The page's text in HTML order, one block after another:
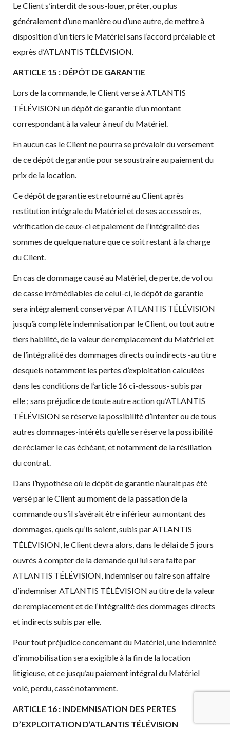
Le Client s’interdit de sous-louer, prêter, ou plus
généralement d’une manière ou d’une autre, de mettre à
disposition d’un tiers le Matériel sans l’accord préalable et
exprès d’ATLANTIS TÉLÉVISION.
ARTICLE 15 : DÉPÔT DE GARANTIE
Lors de la commande, le Client verse à ATLANTIS
TÉLÉVISION un dépôt de garantie d’un montant
correspondant à la valeur à neuf du Matériel.
En aucun cas le Client ne pourra se prévaloir du versement
de ce dépôt de garantie pour se soustraire au paiement du
prix de la location.
Ce dépôt de garantie est retourné au Client après
restitution intégrale du Matériel et de ses accessoires,
vérification de ceux-ci et paiement de l’intégralité des
sommes de quelque nature que ce soit restant à la charge
du Client.
En cas de dommage causé au Matériel, de perte, de vol ou
de casse irrémédiables de celui-ci, le dépôt de garantie
sera intégralement conservé par ATLANTIS TÉLÉVISION
jusqu’à complète indemnisation par le Client, ou tout autre
tiers habilité, de la valeur de remplacement du Matériel et
de l’intégralité des dommages directs ou indirects -au titre
desquels notamment les pertes d’exploitation calculées
dans les conditions de l’article 16 ci-dessous- subis par
elle ; sans préjudice de toute autre action qu’ATLANTIS
TÉLÉVISION se réserve la possibilité d’intenter ou de tous
autres dommages-intérêts qu’elle se réserve la possibilité
de réclamer le cas échéant, et notamment de la résiliation
du contrat.
Dans l’hypothèse où le dépôt de garantie n’aurait pas été
versé par le Client au moment de la passation de la
commande ou s’il s’avérait être inférieur au montant des
dommages, quels qu’ils soient, subis par ATLANTIS
TÉLÉVISION, le Client devra alors, dans le délai de 5 jours
ouvrés à compter de la demande qui lui sera faite par
ATLANTIS TÉLÉVISION, indemniser ou faire son affaire
d’indemniser ATLANTIS TÉLÉVISION au titre de la valeur
de remplacement et de l’intégralité des dommages directs
et indirects subis par elle.
Pour tout préjudice concernant du Matériel, une indemnité
d’immobilisation sera exigible à la fin de la location
litigieuse, et ce jusqu’au paiement intégral du Matériel
volé, perdu, cassé notamment.
ARTICLE 16 : INDEMNISATION DES PERTES
D’EXPLOITATION D’ATLANTIS TÉLÉVISION